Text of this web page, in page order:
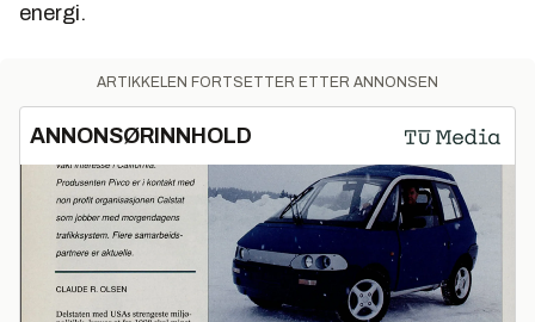
energi.
ARTIKKELEN FORTSETTER ETTER ANNONSEN
ANNONSØRINNHOLD